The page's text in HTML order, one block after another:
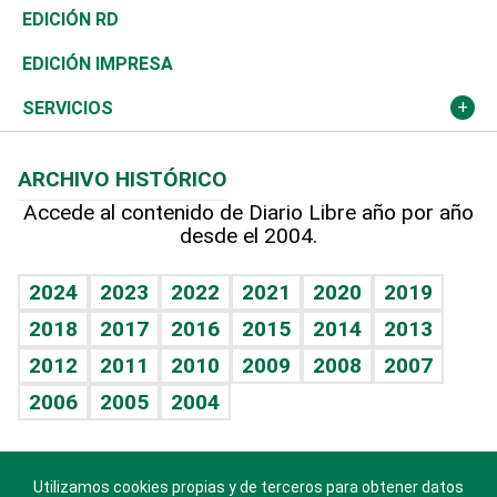
Ocenanía
Caribe
Resto del mundo
Telecom.
Global y variable
Economía personal
Sociales
Novedades
Podcast Arte Libre
Hablando con el pediatra
Vida y familia
Eñe
Celebrando la vida
Sin complejos
En pocas palabras
Tenis
Olimpismo
Más deportes
Línea de hit
TBT Deportivo
El Espía
Noticiero Poteleche
Columnistas
Historia
Martes de tecnología
Cambio climático
Revista
Deportes
Opinión
Hecho en casa
Guía del dinero
EDICIÓN RD
EDICIÓN IMPRESA
SERVICIOS
Cumpleaños
Horóscopos
Crucigramas
ARCHIVO HISTÓRICO
Accede al contenido de Diario Libre año por año
desde el 2004.
2024 2023 2022 2021 2020
2019
2018
2017 2016 2015 2014
2013
2012
2011 2010 2009 2008
2007
2006
2005 2004
Utilizamos cookies propias y de terceros para obtener datos